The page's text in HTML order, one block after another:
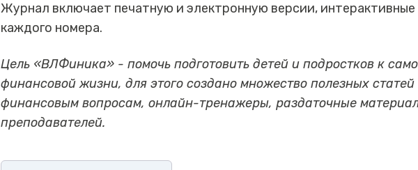
Журнал включает печатную и электронную версии,
каждого номера.
Цель «ВЛФиника» - помочь подготовить детей и подростков к
финансовой жизни, для этого создано множество полезных
финансовым вопросам, онлайн-тренажеры, раздаточные
преподавателей.